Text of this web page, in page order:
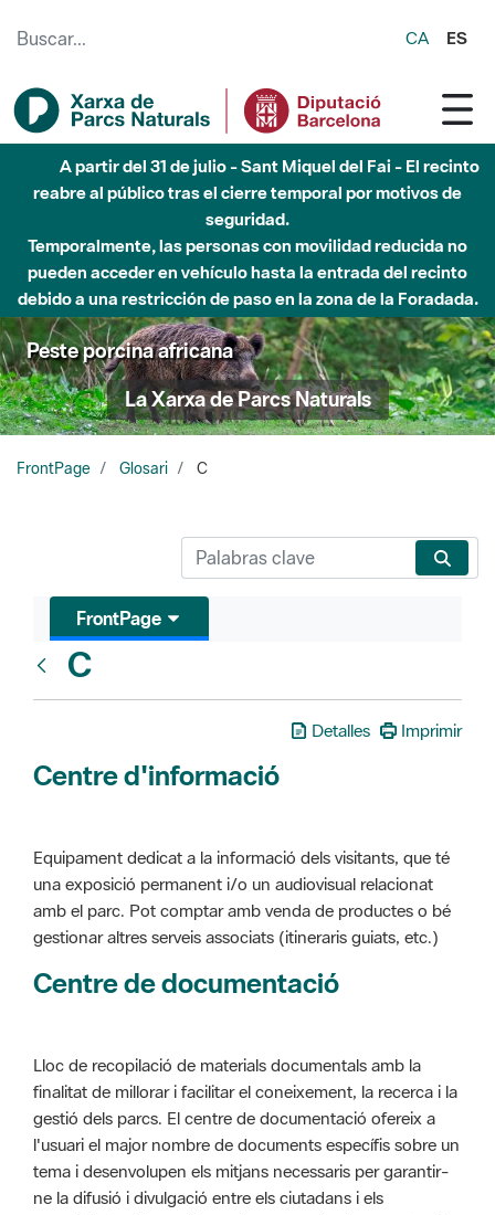
CA ES
A partir del 31 de julio - Sant Miquel del Fai - El recinto
reabre al público tras el cierre temporal por motivos de
seguridad.
Temporalmente, las personas con movilidad reducida no
pueden acceder en vehículo hasta la entrada del recinto
debido a una restricción de paso en la zona de la Foradada.
Peste porcina africana
La Xarxa de Parcs Naturals
FrontPage Glosari C
FrontPage
C
Detalles Imprimir
Centre d'informació
Equipament dedicat a la informació dels visitants, que té
una exposició permanent i/o un audiovisual relacionat
amb el parc. Pot comptar amb venda de productes o bé
gestionar altres serveis associats (itineraris guiats, etc.)
Centre de documentació
Lloc de recopilació de materials documentals amb la
finalitat de millorar i facilitar el coneixement, la recerca i la
gestió dels parcs. El centre de documentació ofereix a
l'usuari el major nombre de documents específis sobre un
tema i desenvolupen els mitjans necessaris per garantir-
ne la difusió i divulgació entre els ciutadans i els